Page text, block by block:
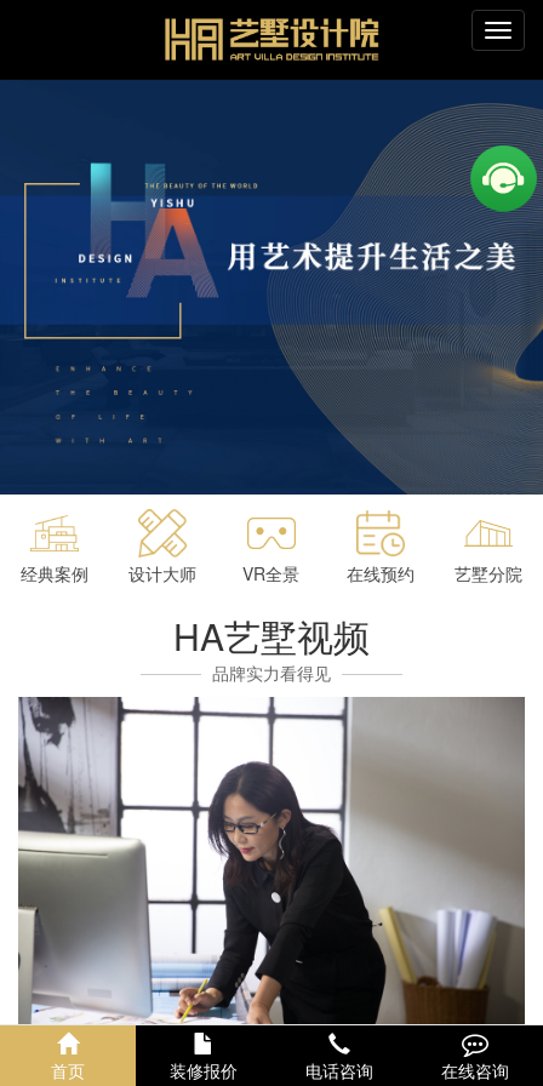
经典案例 设计大师 VR全景 在线预约 艺墅分院
HA艺墅视频
品牌实力看得见
首页 装修报价 电话咨询 在线咨询